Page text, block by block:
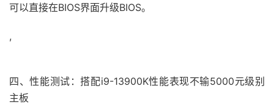
可以直接在BIOS界面升级BIOS。
,
四、性能测试：搭配i9-13900K性能表现不输5000元级别
主板